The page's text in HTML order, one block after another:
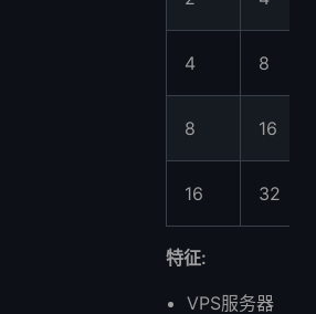
4 8
8 16
16 32
特征:
VPS服务器